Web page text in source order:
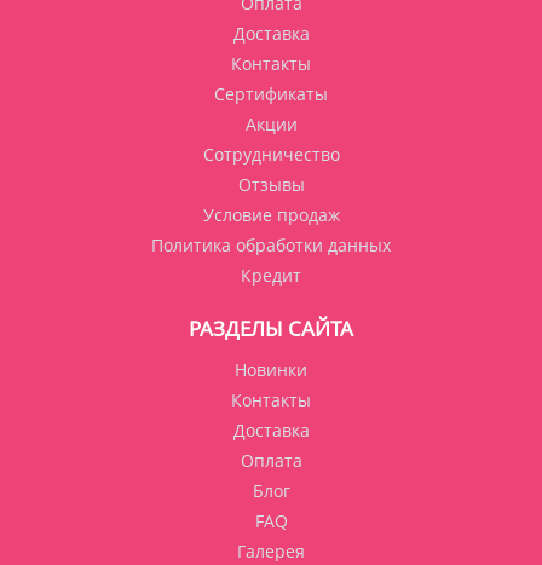
Доставка
Контакты
Сертификаты
Акции
Сотрудничество
Отзывы
Условие продаж
Политика обработки данных
Кредит
РАЗДЕЛЫ САЙТА
Новинки
Контакты
Доставка
Оплата
Блог
FAQ
Галерея